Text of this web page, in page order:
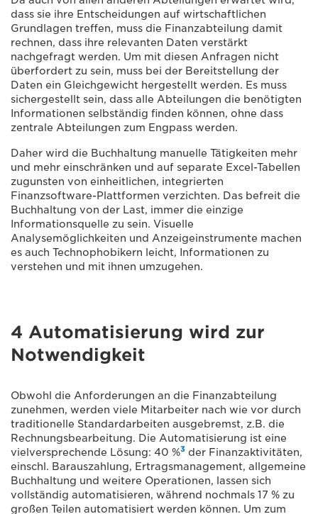
dass sie ihre Entscheidungen auf wirtschaftlichen
Grundlagen treffen, muss die Finanzabteilung damit
rechnen, dass ihre relevanten Daten verstärkt
nachgefragt werden. Um mit diesen Anfragen nicht
überfordert zu sein, muss bei der Bereitstellung der
Daten ein Gleichgewicht hergestellt werden. Es muss
sichergestellt sein, dass alle Abteilungen die benötigten
Informationen selbständig finden können, ohne dass
zentrale Abteilungen zum Engpass werden.
Daher wird die Buchhaltung manuelle Tätigkeiten mehr
und mehr einschränken und auf separate Excel-Tabellen
zugunsten von einheitlichen, integrierten
Finanzsoftware-Plattformen verzichten. Das befreit die
Buchhaltung von der Last, immer die einzige
Informationsquelle zu sein. Visuelle
Analysemöglichkeiten und Anzeigeinstrumente machen
es auch Technophobikern leicht, Informationen zu
verstehen und mit ihnen umzugehen.
4 Automatisierung wird zur
Notwendigkeit
Obwohl die Anforderungen an die Finanzabteilung
zunehmen, werden viele Mitarbeiter nach wie vor durch
traditionelle Standardarbeiten ausgebremst, z.B. die
Rechnungsbearbeitung. Die Automatisierung ist eine
vielversprechende Lösung: 40 %3 der Finanzaktivitäten,
einschl. Barauszahlung, Ertragsmanagement, allgemeine
Buchhaltung und weitere Operationen, lassen sich
vollständig automatisieren, während nochmals 17 % zu
großen Teilen automatisiert werden können. Um zum